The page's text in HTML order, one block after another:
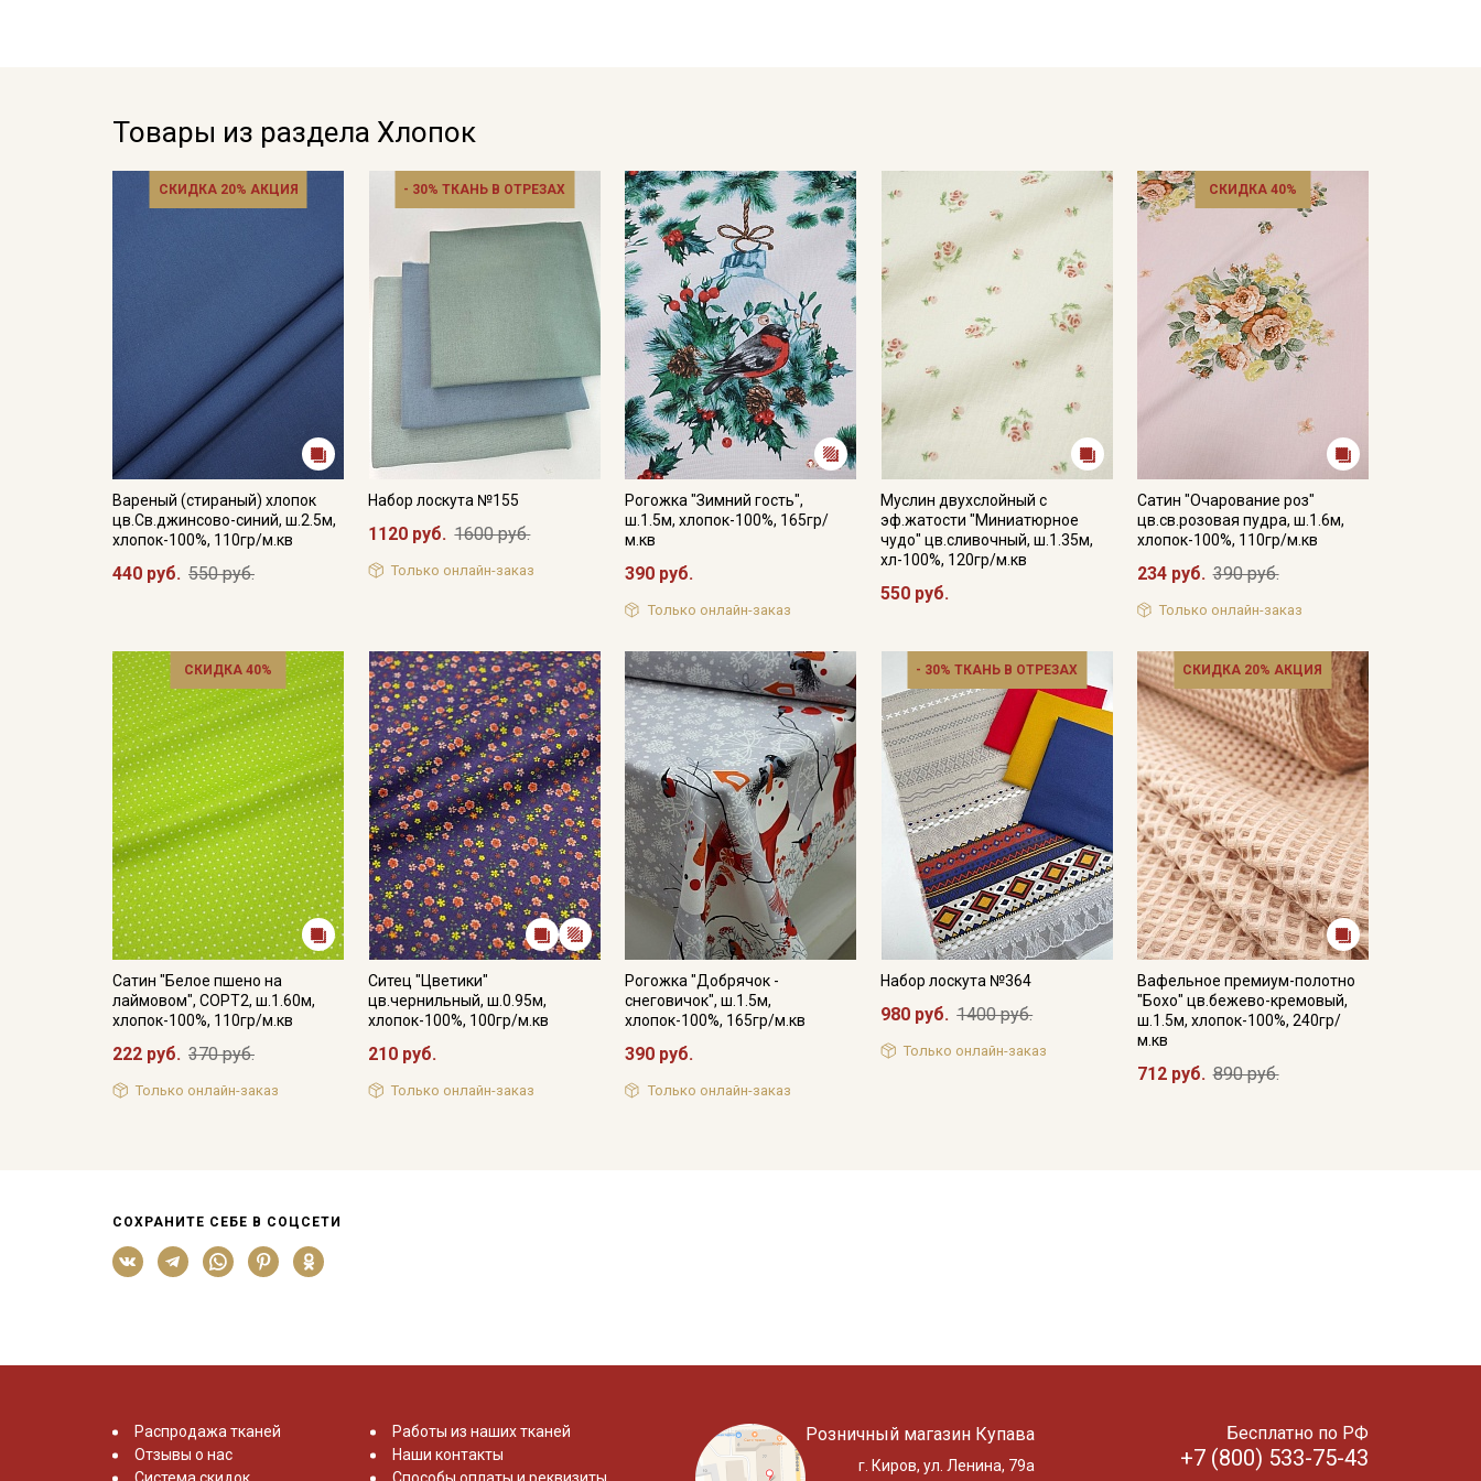
Товары из раздела Хлопок
СКИДКА 20% АКЦИЯ
Вареный (стираный) хлопок
цв.Св.джинсово-синий, ш.2.5м,
хлопок-100%, 110гр/м.кв
440 руб. 550 руб.
- 30% ТКАНЬ В ОТРЕЗАХ
Набор лоскута №155
1120 руб. 1600 руб.
Только онлайн-заказ
Рогожка "Зимний гость",
ш.1.5м, хлопок-100%, 165гр/
м.кв
390 руб.
Только онлайн-заказ
Муслин двухслойный с
эф.жатости "Миниатюрное
чудо" цв.сливочный, ш.1.35м,
хл-100%, 120гр/м.кв
550 руб.
СКИДКА 40%
Сатин "Очарование роз"
цв.св.розовая пудра, ш.1.6м,
хлопок-100%, 110гр/м.кв
234 руб. 390 руб.
Только онлайн-заказ
СКИДКА 40%
Сатин "Белое пшено на
лаймовом", СОРТ2, ш.1.60м,
хлопок-100%, 110гр/м.кв
222 руб. 370 руб.
Только онлайн-заказ
Ситец "Цветики"
цв.чернильный, ш.0.95м,
хлопок-100%, 100гр/м.кв
210 руб.
Только онлайн-заказ
Рогожка "Добрячок -
снеговичок", ш.1.5м,
хлопок-100%, 165гр/м.кв
390 руб.
Только онлайн-заказ
- 30% ТКАНЬ В ОТРЕЗАХ
Набор лоскута №364
980 руб. 1400 руб.
Только онлайн-заказ
СКИДКА 20% АКЦИЯ
Вафельное премиум-полотно
"Бохо" цв.бежево-кремовый,
ш.1.5м, хлопок-100%, 240гр/
м.кв
712 руб. 890 руб.
СОХРАНИТЕ СЕБЕ В СОЦСЕТИ
Распродажа тканей
Отзывы о нас
Работы из наших тканей
Наши контакты
Розничный магазин Купава
г. Киров, ул. Ленина, 79а
Бесплатно по РФ
+7 (800) 533-75-43
Подписаться
Ознакомлен(а) с
Политикой обработки персональных
данных
и даю Согласие на обработку персональных
данных
Согласие на получение рекламных и
информационных рассылок